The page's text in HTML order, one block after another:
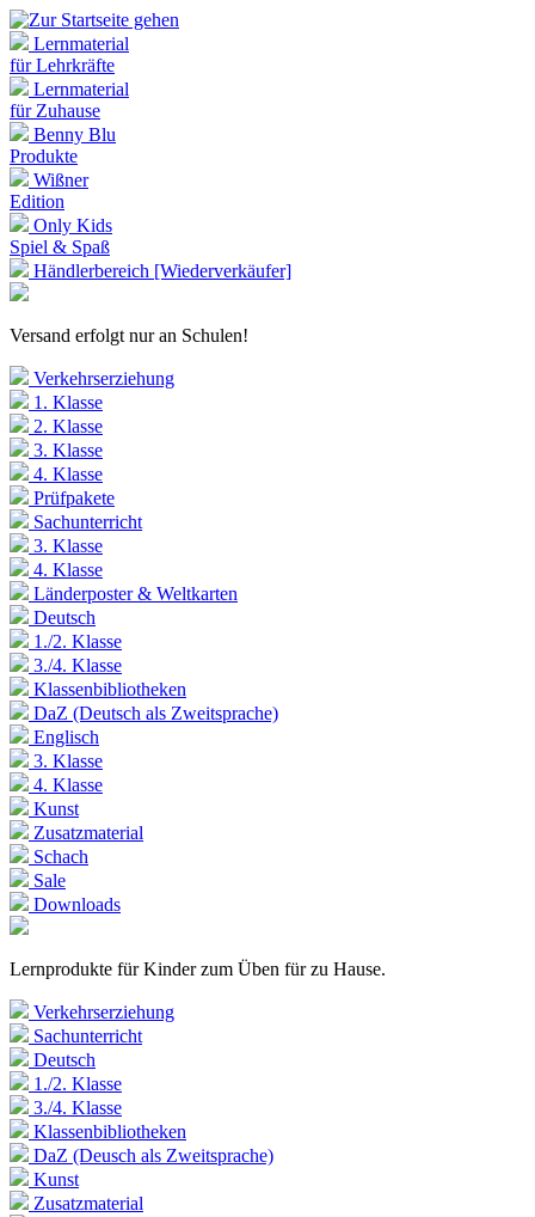
Lernmaterial
für Lehrkräfte
Lernmaterial
für Zuhause
Benny Blu
Produkte
Wißner
Edition
Only Kids
Spiel & Spaß
Händlerbereich [Wiederverkäufer]
Versand erfolgt nur an Schulen!
Verkehrserziehung
1. Klasse
2. Klasse
3. Klasse
4. Klasse
Prüfpakete
Sachunterricht
3. Klasse
4. Klasse
Länderposter & Weltkarten
Deutsch
1./2. Klasse
3./4. Klasse
Klassenbibliotheken
DaZ (Deutsch als Zweitsprache)
Englisch
3. Klasse
4. Klasse
Kunst
Zusatzmaterial
Schach
Sale
Downloads
Lernprodukte für Kinder zum Üben für zu Hause.
Verkehrserziehung
Sachunterricht
Deutsch
1./2. Klasse
3./4. Klasse
Klassenbibliotheken
DaZ (Deusch als Zweitsprache)
Kunst
Zusatzmaterial